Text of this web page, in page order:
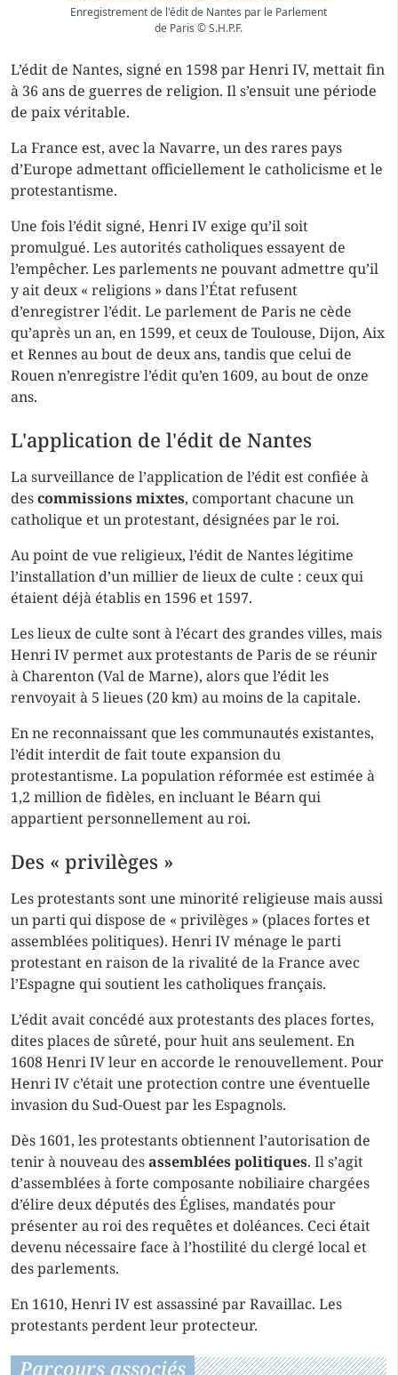
Enregistrement de l'édit de Nantes par le Parlement
de Paris © S.H.P.F.
L’édit de Nantes, signé en 1598 par Henri IV, mettait fin
à 36 ans de guerres de religion. Il s’ensuit une période
de paix véritable.
La France est, avec la Navarre, un des rares pays
d’Europe admettant officiellement le catholicisme et le
protestantisme.
Une fois l’édit signé, Henri IV exige qu’il soit
promulgué. Les autorités catholiques essayent de
l’empêcher. Les parlements ne pouvant admettre qu’il
y ait deux « religions » dans l’État refusent
d’enregistrer l’édit. Le parlement de Paris ne cède
qu’après un an, en 1599, et ceux de Toulouse, Dijon, Aix
et Rennes au bout de deux ans, tandis que celui de
Rouen n’enregistre l’édit qu’en 1609, au bout de onze
ans.
L'application de l'édit de Nantes
La surveillance de l’application de l’édit est confiée à
descommissions mixtes, comportant chacune un
catholique et un protestant, désignées par le roi.
Au point de vue religieux, l’édit de Nantes légitime
l’installation d’un millier de lieux de culte : ceux qui
étaient déjà établis en 1596 et 1597.
Les lieux de culte sont à l’écart des grandes villes, mais
Henri IV permet aux protestants de Paris de se réunir
à Charenton (Val de Marne), alors que l’édit les
renvoyait à 5 lieues (20 km) au moins de la capitale.
En ne reconnaissant que les communautés existantes,
l’édit interdit de fait toute expansion du
protestantisme. La population réformée est estimée à
1,2 million de fidèles, en incluant le Béarn qui
appartient personnellement au roi.
Des « privilèges »
Les protestants sont une minorité religieuse mais aussi
un parti qui dispose de « privilèges » (places fortes et
assemblées politiques). Henri IV ménage le parti
protestant en raison de la rivalité de la France avec
l’Espagne qui soutient les catholiques français.
L’édit avait concédé aux protestants des places fortes,
dites places de sûreté, pour huit ans seulement. En
1608 Henri IV leur en accorde le renouvellement. Pour
Henri IV c’était une protection contre une éventuelle
invasion du Sud-Ouest par les Espagnols.
Dès 1601, les protestants obtiennent l’autorisation de
tenir à nouveau desassemblées politiques. Il s’agit
d’assemblées à forte composante nobiliaire chargées
d’élire deux députés des Églises, mandatés pour
présenter au roi des requêtes et doléances. Ceci était
devenu nécessaire face à l’hostilité du clergé local et
des parlements.
En 1610, Henri IV est assassiné par Ravaillac. Les
protestants perdent leur protecteur.
Parcours associés